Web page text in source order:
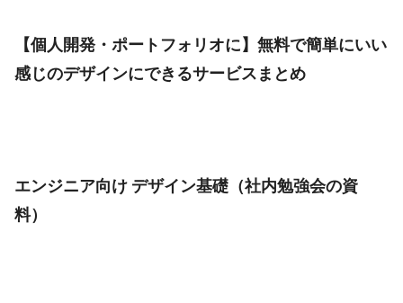
【個人開発・ポートフォリオに】無料で簡単にいい
感じのデザインにできるサービスまとめ
エンジニア向け デザイン基礎（社内勉強会の資
料）